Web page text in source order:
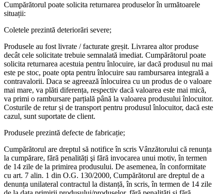
Cumpărătorul poate solicita returnarea produselor în următoarele
situații:
Coletele prezintă deteriorări severe;
Produsele au fost livrate / facturate greșit. Livrarea altor produse
decât cele solicitate trebuie semnalată imediat. Cumpărătorul poate
solicita returnarea acestuia pentru înlocuire, iar dacă produsul nu mai
este pe stoc, poate opta pentru înlocuire sau rambursarea integrală a
contravalorii. Daca se agreează înlocuirea cu un produs de o valoare
mai mare, va plăti diferența, respectiv dacă valoarea este mai mică,
va primi o rambursare parțială până la valoarea produsului înlocuitor.
Costurile de retur și de transport pentru produsul înlocuitor, dacă este
cazul, sunt suportate de client.
Produsele prezintă defecte de fabricație;
Cumpărătorul are dreptul să notifice în scris Vânzătorului că renunța
la cumpărare, fără penalități şi fără invocarea unui motiv, în termen
de 14 zile de la primirea produsului. De asemenea, în conformitate
cu art. 7 alin. 1 din O.G. 130/2000, Cumpărătorul are dreptul de a
denunța unilateral contractul la distanță, în scris, în termen de 14 zile